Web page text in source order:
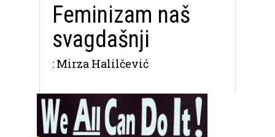
Feminizam naš
svagdašnji
: Mirza Halilčević